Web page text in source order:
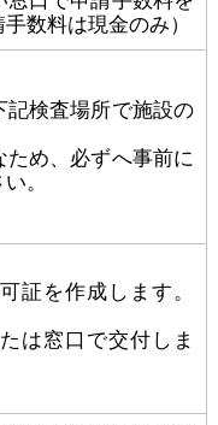
数料は現金のみ）
記検査場所で施設の
め、必ずへ事前に
。
証を作成します。
は窓口で交付しま